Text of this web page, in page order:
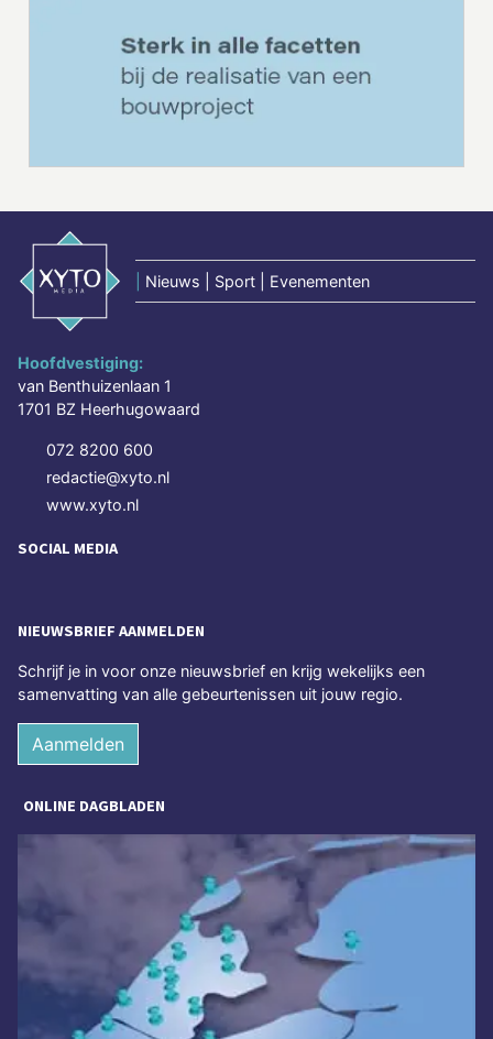
Nieuws | Sport | Evenementen
Hoofdvestiging:
van Benthuizenlaan 1
1701 BZ Heerhugowaard
072 8200 600
redactie@xyto.nl
www.xyto.nl
SOCIAL MEDIA
NIEUWSBRIEF AANMELDEN
Schrijf je in voor onze nieuwsbrief en krijg wekelijks een
samenvatting van alle gebeurtenissen uit jouw regio.
Aanmelden
ONLINE DAGBLADEN